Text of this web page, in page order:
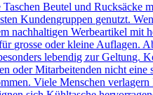
Beutel und Rucksäcke
Kundengruppen genutzt.
nachhaltigen Werbeartikel
grosse oder kleine
lebendig zur Geltung.
oder Mitarbeitenden nicht
Viele Menschen